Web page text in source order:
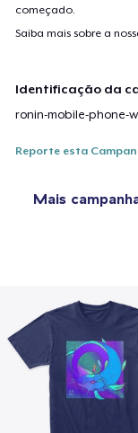
começado.
Saiba mais sobre a
Identificação da
ronin-mobile-phone-
Reporte esta
Mais